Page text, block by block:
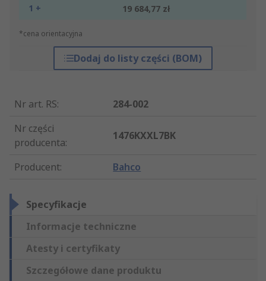
1 + 19 684,77 zł
*cena orientacyjna
Dodaj do listy części (BOM)
Nr art. RS:
284-002
Nr części
producenta:
1476KXXL7BK
Producent: Bahco
Specyfikacje
Informacje techniczne
Atesty i certyfikaty
Szczegółowe dane produktu